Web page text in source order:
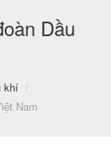
Dầu
khí
/
Nam